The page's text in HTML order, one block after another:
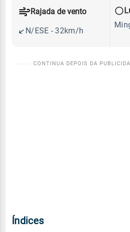
Rajada de vento
N/ESE - 32km/h
Índices